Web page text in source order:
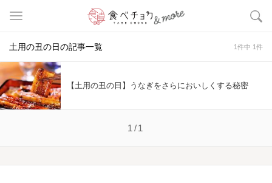
土用の丑の日の記事一覧 1件中 1件
【土用の丑の日】うなぎをさらにおいしくする秘密
1/1